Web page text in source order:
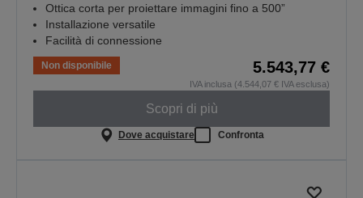
Ottica corta per proiettare immagini fino a 500”
Installazione versatile
Facilità di connessione
Non disponibile 5.543,77 €
IVA inclusa (4.544,07 € IVA esclusa)
Scopri di più
Dove acquistare Confronta